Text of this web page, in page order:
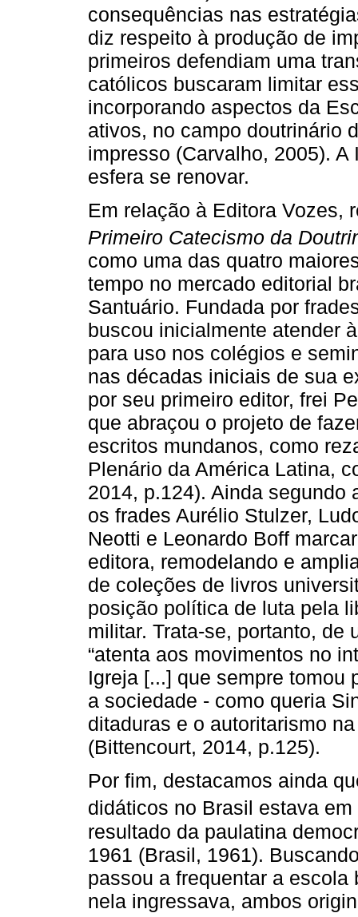
consequências nas
diz respeito à produção de
primeiros defendiam uma
católicos buscaram limitar
incorporando aspectos da
ativos, no campo doutrinário
impresso (Carvalho, 2005).
esfera se renovar.
Em relação à Editora Vozes,
Primeiro Catecismo da
como uma das quatro
tempo no mercado editorial
Santuário. Fundada por
buscou inicialmente atender
para uso nos colégios e
nas décadas iniciais de sua
por seu primeiro editor, frei
que abraçou o projeto de
escritos mundanos, como
Plenário da América Latina,
2014, p.124). Ainda segundo
os frades Aurélio Stulzer,
Neotti e Leonardo Boff
editora, remodelando e
de coleções de livros
posição política de luta pela
militar. Trata-se, portanto, de
“atenta aos movimentos no
Igreja [...] que sempre tomou
a sociedade - como queria
ditaduras e o autoritarismo
(Bittencourt, 2014, p.125).
Por fim, destacamos ainda
didáticos no Brasil estava
resultado da paulatina
1961 (Brasil, 1961).
passou a frequentar a
nela ingressava, ambos